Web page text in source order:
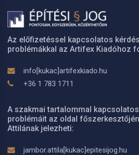
Az előfizetéssel kapcsolatos
problémákkal az Artifex Kiadóhoz
info[kukac]artifexkiado.hu
+36 1 783 1711
A szakmai tartalommal
problémáit az oldal
Attilának jelezheti:
jambor.attila[kukac]epitesijog.hu